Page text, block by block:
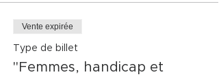
Vente expirée
Type de billet
"Femmes, handicap et